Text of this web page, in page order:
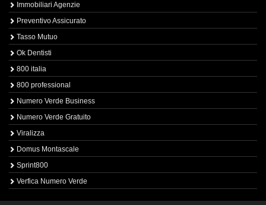
Immobiliari Agenzie
Preventivo Assicurato
Tasso Mutuo
Ok Dentisti
800 italia
800 professional
Numero Verde Business
Numero Verde Gratuito
Viralizza
Domus Montascale
Sprint800
Verfica Numero Verde